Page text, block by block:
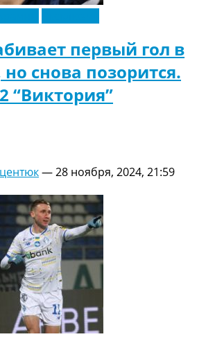
первый гол в
снова позорится.
“Виктория”
—28 ноября, 2024, 21:59